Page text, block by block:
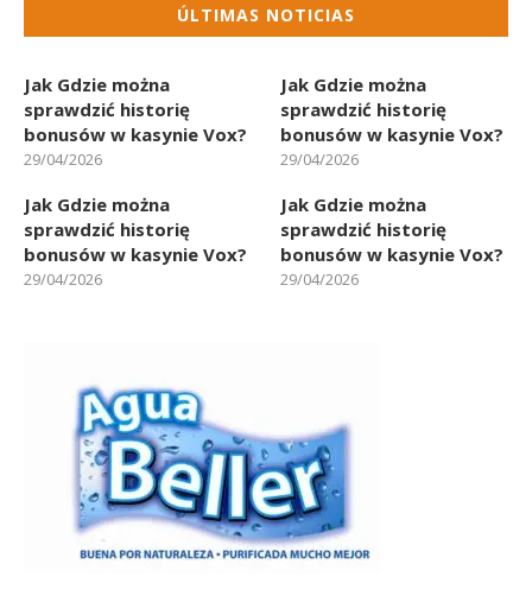
ÚLTIMAS NOTICIAS
Jak Gdzie można
sprawdzić historię
bonusów w kasynie Vox?
29/04/2026
Jak Gdzie można
sprawdzić historię
bonusów w kasynie Vox?
29/04/2026
Jak Gdzie można
sprawdzić historię
bonusów w kasynie Vox?
29/04/2026
Jak Gdzie można
sprawdzić historię
bonusów w kasynie Vox?
29/04/2026